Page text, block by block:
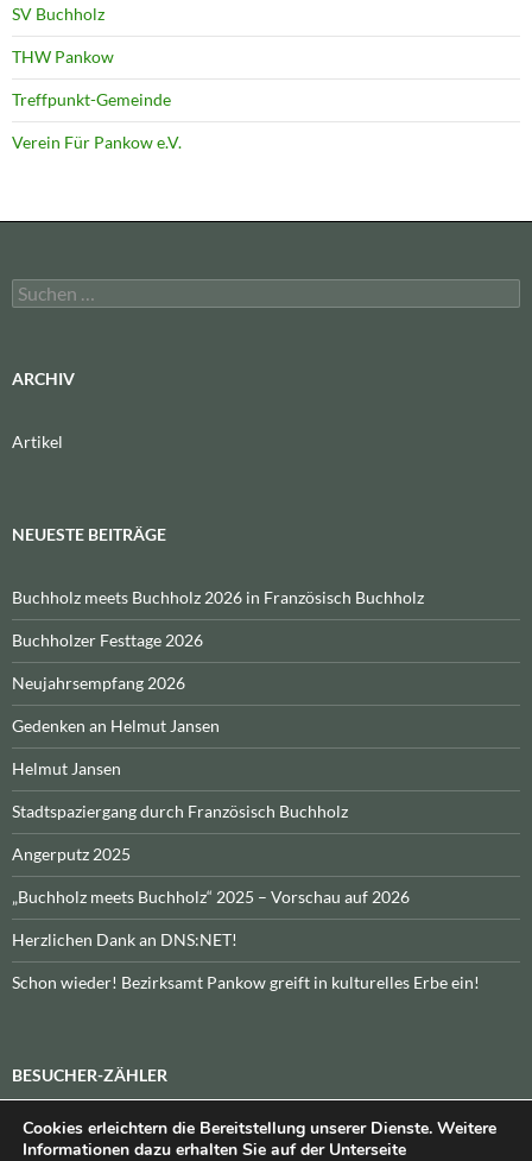
SV Buchholz
THW Pankow
Treffpunkt-Gemeinde
Verein Für Pankow e.V.
Suchen
nach:
ARCHIV
Artikel
NEUESTE BEITRÄGE
Buchholz meets Buchholz 2026 in Französisch Buchholz
Buchholzer Festtage 2026
Neujahrsempfang 2026
Gedenken an Helmut Jansen
Helmut Jansen
Stadtspaziergang durch Französisch Buchholz
Angerputz 2025
„Buchholz meets Buchholz“ 2025 – Vorschau auf 2026
Herzlichen Dank an DNS:NET!
Schon wieder! Bezirksamt Pankow greift in kulturelles Erbe ein!
BESUCHER-ZÄHLER
Heute:_\n\nInsgesamt:_
Cookies erleichtern die Bereitstellung unserer Dienste. Weitere
Informationen dazu erhalten Sie auf der Unterseite